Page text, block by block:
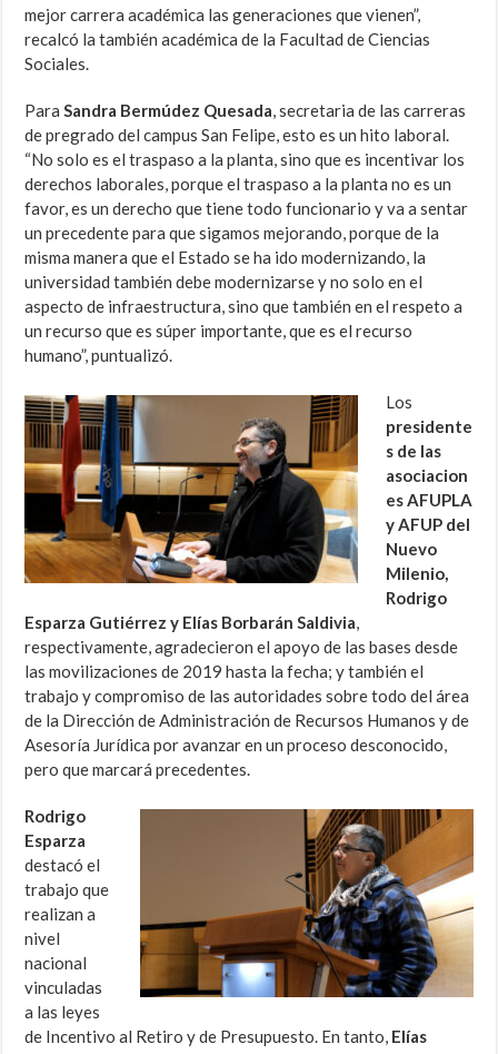
mejor carrera académica las generaciones que vienen”,
recalcó la también académica de la Facultad de Ciencias
Sociales.
ParaSandra Bermúdez Quesada, secretaria de las carreras
de pregrado del campus San Felipe, esto es un hito laboral.
“No solo es el traspaso a la planta, sino que es incentivar los
derechos laborales, porque el traspaso a la planta no es un
favor, es un derecho que tiene todo funcionario y va a sentar
un precedente para que sigamos mejorando, porque de la
misma manera que el Estado se ha ido modernizando, la
universidad también debe modernizarse y no solo en el
aspecto de infraestructura, sino que también en el respeto a
un recurso que es súper importante, que es el recurso
humano”, puntualizó.
Los
presidente
s de las
asociacion
es AFUPLA
y AFUP del
Nuevo
Milenio,
Rodrigo
Esparza Gutiérrez y Elías Borbarán Saldivia,
respectivamente, agradecieron el apoyo de las bases desde
las movilizaciones de 2019 hasta la fecha; y también el
trabajo y compromiso de las autoridades sobre todo del área
de la Dirección de Administración de Recursos Humanos y de
Asesoría Jurídica por avanzar en un proceso desconocido,
pero que marcará precedentes.
Rodrigo
Esparza
destacó el
trabajo que
realizan a
nivel
nacional
vinculadas
a las leyes
de Incentivo al Retiro y de Presupuesto. En tanto, Elías